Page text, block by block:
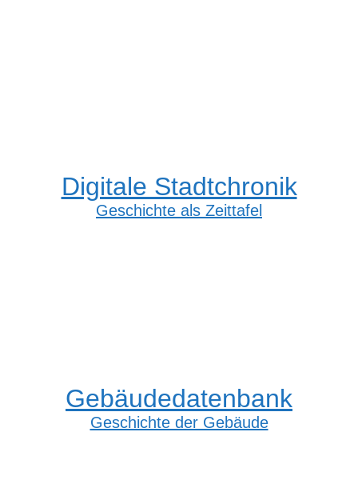
Digitale Stadtchronik
Geschichte als Zeittafel
Gebäudedatenbank
Geschichte der Gebäude